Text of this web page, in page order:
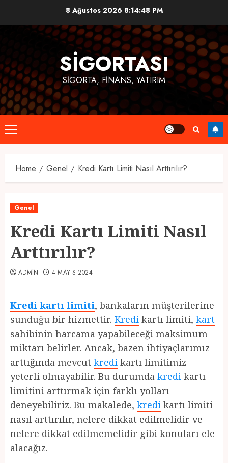
8 Ağustos 2026 8:14:49 PM
SIGORTASI
SIGORTA, FINANS, YATIRIM
Primary
Menu
Home Genel Kredi Kartı Limiti Nasıl Arttırılır?
Genel
Kredi Kartı Limiti Nasıl
Arttırılır?
ADMIN 4 MAYIS 2024
Kredi kartı limiti, bankaların müşterilerine
sunduğu bir hizmettir. Kredi kartı limiti, kart
sahibinin harcama yapabileceği maksimum
miktarı belirler. Ancak, bazen ihtiyaçlarımız
arttığında mevcut kredi kartı limitimiz
yeterli olmayabilir. Bu durumda kredi kartı
limitini arttırmak için farklı yolları
deneyebiliriz. Bu makalede, kredi kartı limiti
nasıl arttırılır, nelere dikkat edilmelidir ve
nelere dikkat edilmemelidir gibi konuları ele
alacağız.